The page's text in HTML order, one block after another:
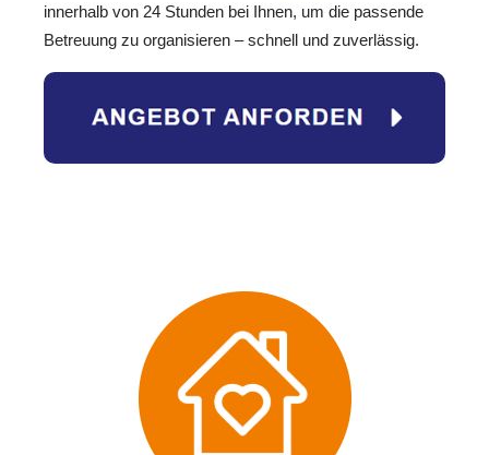
innerhalb von 24 Stunden bei Ihnen, um die passende
Betreuung zu organisieren – schnell und zuverlässig.